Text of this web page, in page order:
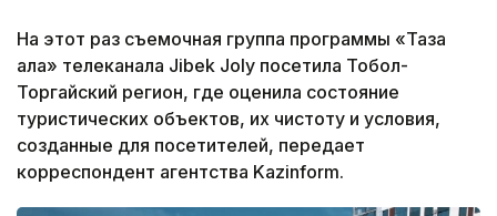
На этот раз съемочная группа программы «Таза
қала» телеканала Jibek Joly посетила Тобол-
Торгайский регион, где оценила состояние
туристических объектов, их чистоту и условия,
созданные для посетителей, передает
корреспондент агентства Kazinform.